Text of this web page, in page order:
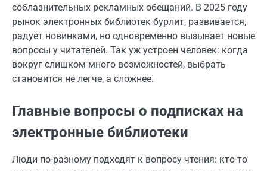
соблазнительных рекламных обещаний. В 2025 году
рынок электронных библиотек бурлит, развивается,
радует новинками, но одновременно вызывает новые
вопросы у читателей. Так уж устроен человек: когда
вокруг слишком много возможностей, выбрать
становится не легче, а сложнее.
Главные вопросы о подписках на
электронные библиотеки
Люди по-разному подходят к вопросу чтения: кто-то